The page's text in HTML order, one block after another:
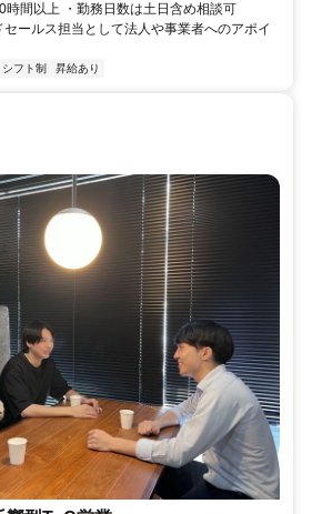
時間以上 ・勤務日数は土日含め相談可
ールス担当として法人や事業者へのアポイ
シフト制 昇給あり